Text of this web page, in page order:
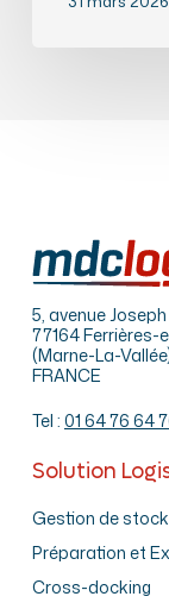
5, avenue
77164 Ferrières-
(Marne-La-
FRANCE
Tel : 01 64 76 64
Solution
Gestion de stock
Préparation et
Cross-docking